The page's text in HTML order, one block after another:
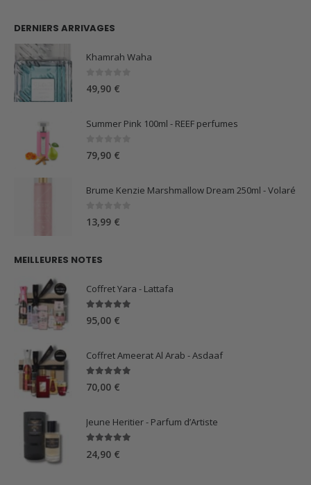
DERNIERS ARRIVAGES
Khamrah Waha
0 sur 5
49,90 €
Summer Pink 100ml - REEF perfumes
0sur 5
79,90 €
Brume Kenzie Marshmallow Dream 250ml - Volaré
0 sur 5
13,99 €
MEILLEURES NOTES
Coffret Yara - Lattafa
5.00sur 5
95,00 €
Coffret Ameerat Al Arab - Asdaaf
5.00sur 5
70,00 €
Jeune Heritier - Parfum d’Artiste
24,90 €